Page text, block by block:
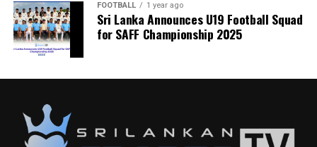
FOOTBALL 1 year ago
Sri Lanka Announces U19 Football Squad
for SAFF Championship 2025